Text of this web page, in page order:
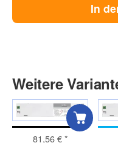
In
Weitere
81,56 €*